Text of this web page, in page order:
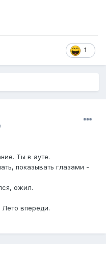
1
Ты в ауте.
показывать глазами -
ожил.
впереди.